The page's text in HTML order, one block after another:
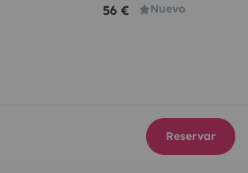
56 € Nuevo
Reservar